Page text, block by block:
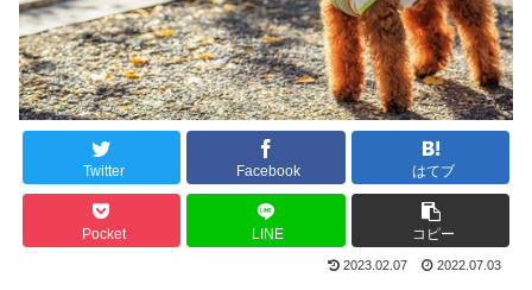
Twitter Facebook はてブ
Pocket LINE コピー
2023.02.07 2022.07.03